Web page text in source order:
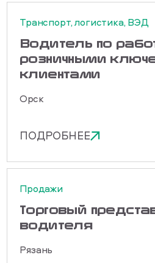
Транспорт, логистика, ВЭД
Водитель по
розничными
клиентами
Орск
ПОДРОБНЕЕ
Продажи
Торговый
водителя
Рязань